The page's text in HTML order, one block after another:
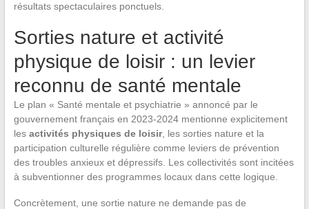
résultats spectaculaires ponctuels.
Sorties nature et activité
physique de loisir : un levier
reconnu de santé mentale
Le plan « Santé mentale et psychiatrie » annoncé par le
gouvernement français en 2023-2024 mentionne explicitement
les activités physiques de loisir, les sorties nature et la
participation culturelle régulière comme leviers de prévention
des troubles anxieux et dépressifs. Les collectivités sont incitées
à subventionner des programmes locaux dans cette logique.
Concrètement, une sortie nature ne demande pas de